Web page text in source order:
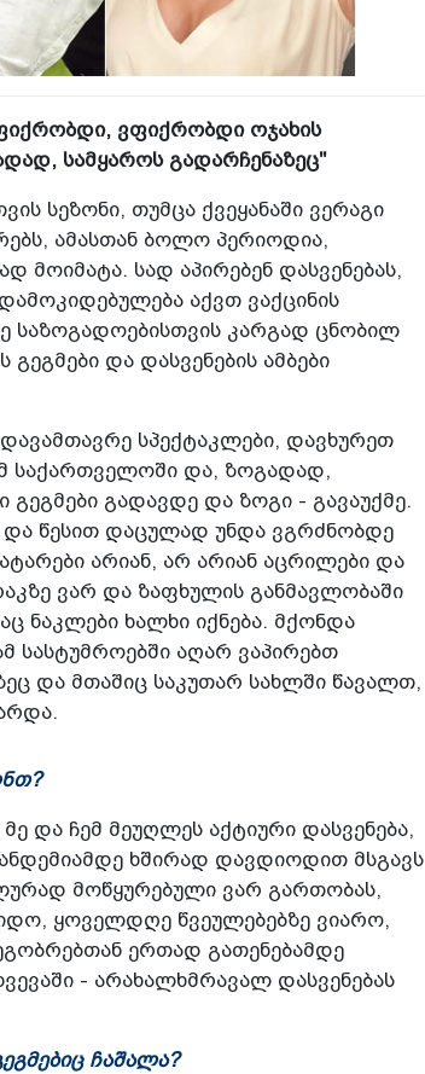
ვფიქრობდი ოჯახის
სამყაროს გადარჩენაზეც"
სეზონი, თუმცა ქვეყანაში ვერაგი
ამასთან ბოლო პერიოდია,
მოიმატა. სად აპირებენ დასვენებას,
აქვთ ვაქცინის
საზოგადოებისთვის კარგად ცნობილ
და დასვენების ამბები
სპექტაკლები, დავხურეთ
საქართველოში და, ზოგადად,
გადავდე და ზოგი - გავაუქმე.
წესით დაცულად უნდა ვგრძნობდე
არიან, არ არიან აცრილები და
ვარ და ზაფხულის განმავლობაში
ნაკლები ხალხი იქნება. მქონდა
სასტუმროებში აღარ ვაპირებთ
და მთაშიც საკუთარ სახლში წავალთ,
და ჩემ მეუღლეს აქტიური დასვენება,
ხშირად დავდიოდით მსგავს
მოწყურებული ვარ გართობას,
ყოველდღე წვეულებებზე ვიარო,
ერთად გათენებამდე
- არახალხმრავალ დასვენებას
ჩაშალა?